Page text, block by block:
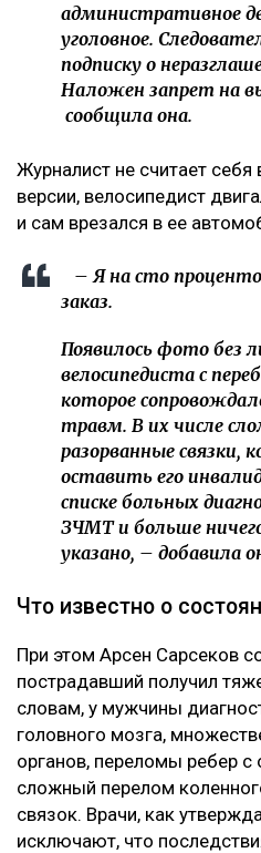
административное
уголовное.
подписку о
Наложен запрет на
сообщила она.
Журналист не считает
версии, велосипедист
и сам врезался в ее
– Я на сто
заказ.
Появилось фото без
велосипедиста с
которое
травм. В их числе
разорванные связки,
оставить его
списке больных
ЗЧМТ и больше
указано, – добавила
Что известно о
При этом Арсен Сарсеков
пострадавший получил
словам, у мужчины
головного мозга,
органов, переломы ребер с
сложный перелом
связок. Врачи, как
исключают, что